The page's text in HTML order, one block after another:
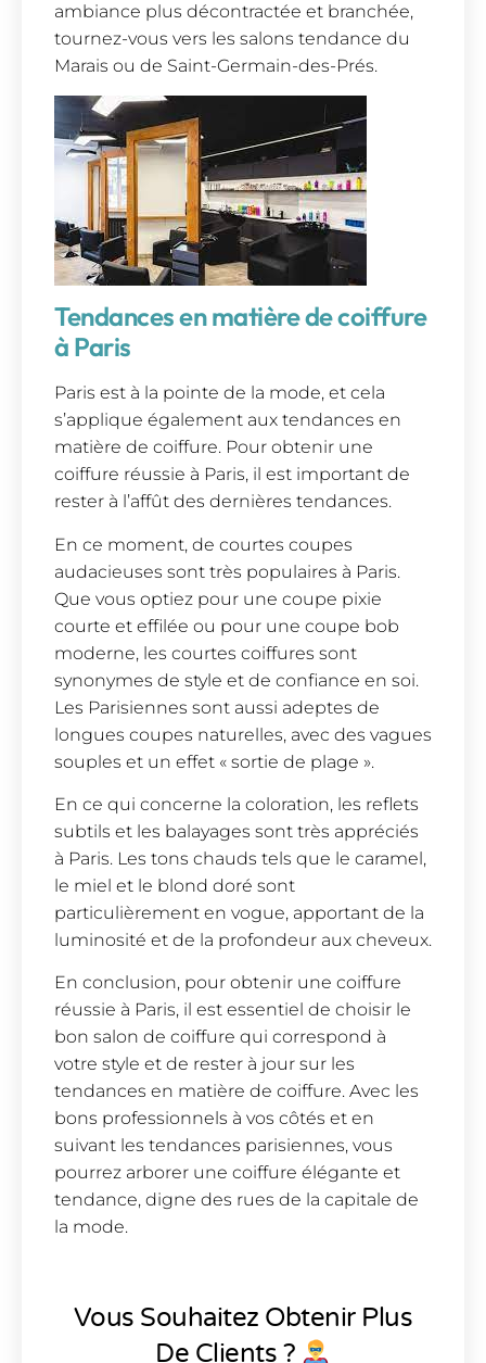
ambiance plus décontractée et branchée,
tournez-vous vers les salons tendance du
Marais ou de Saint-Germain-des-Prés.
Tendances en matière de coiffure
à Paris
Paris est à la pointe de la mode, et cela
s’applique également aux tendances en
matière de coiffure. Pour obtenir une
coiffure réussie à Paris, il est important de
rester à l’affût des dernières tendances.
En ce moment, de courtes coupes
audacieuses sont très populaires à Paris.
Que vous optiez pour une coupe pixie
courte et effilée ou pour une coupe bob
moderne, les courtes coiffures sont
synonymes de style et de confiance en soi.
Les Parisiennes sont aussi adeptes de
longues coupes naturelles, avec des vagues
souples et un effet « sortie de plage ».
En ce qui concerne la coloration, les reflets
subtils et les balayages sont très appréciés
à Paris. Les tons chauds tels que le caramel,
le miel et le blond doré sont
particulièrement en vogue, apportant de la
luminosité et de la profondeur aux cheveux.
En conclusion, pour obtenir une coiffure
réussie à Paris, il est essentiel de choisir le
bon salon de coiffure qui correspond à
votre style et de rester à jour sur les
tendances en matière de coiffure. Avec les
bons professionnels à vos côtés et en
suivant les tendances parisiennes, vous
pourrez arborer une coiffure élégante et
tendance, digne des rues de la capitale de
la mode.
Vous Souhaitez Obtenir Plus
De Clients ?